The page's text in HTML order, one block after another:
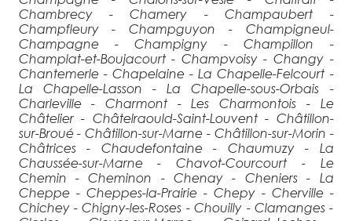
Chambrecy - Chamery - Champaubert -
Champfleury - Champguyon - Champigneul-
Champagne - Champigny - Champillon -
Champlat-et-Boujacourt - Champvoisy - Changy -
Chantemerle - Chapelaine - La Chapelle-Felcourt -
La Chapelle-Lasson - La Chapelle-sous-Orbais -
Charleville - Charmont - Les Charmontois - Le
Châtelier - Châtelraould-Saint-Louvent - Châtillon-
sur-Broué - Châtillon-sur-Marne - Châtillon-sur-Morin -
Châtrices - Chaudefontaine - Chaumuzy - La
Chaussée-sur-Marne - Chavot-Courcourt - Le
Chemin - Cheminon - Chenay - Cheniers - La
Cheppe - Cheppes-la-Prairie - Chepy - Cherville -
Chichey - Chigny-les-Roses - Chouilly - Clamanges -